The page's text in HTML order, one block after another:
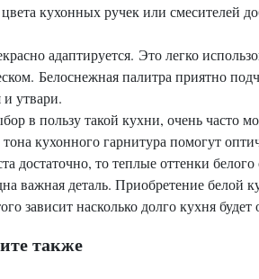
кухонных ручек или смесителей
адаптируется. Это легко
Белоснежная палитра приятно
и утвари.
в пользу такой кухни, очень часто
кухонного гарнитура помогут
достаточно, то теплые оттенки
важная деталь. Приобретение белой
зависит насколько долго кухня
также